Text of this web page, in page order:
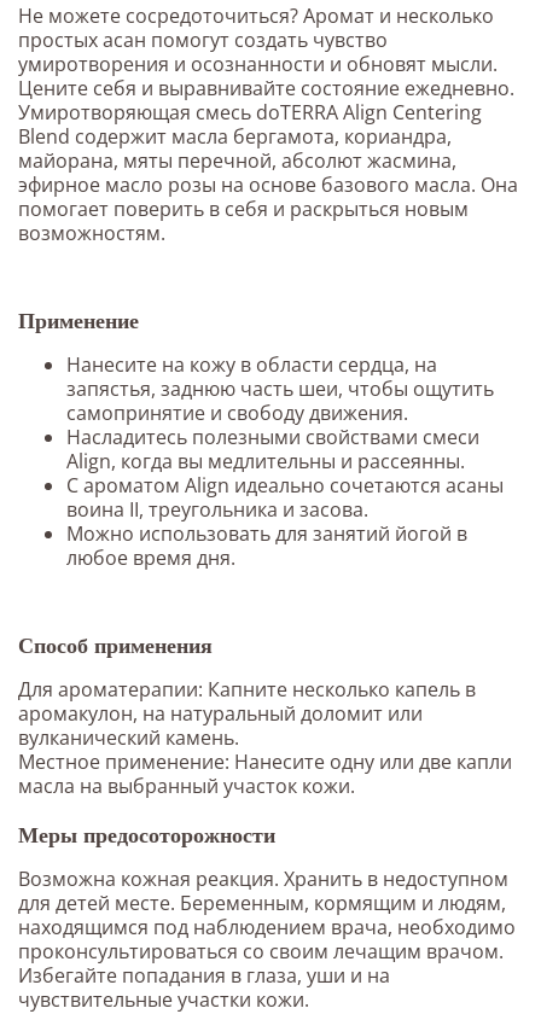
Не можете сосредоточиться? Аромат и несколько
простых асан помогут создать чувство
умиротворения и осознанности и обновят мысли.
Цените себя и выравнивайте состояние ежедневно.
Умиротворяющая смесь doTERRA Align Centering
Blend содержит масла бергамота, кориандра,
майорана, мяты перечной, абсолют жасмина,
эфирное масло розы на основе базового масла. Она
помогает поверить в себя и раскрыться новым
возможностям.
Применение
Нанесите на кожу в области сердца, на
запястья, заднюю часть шеи, чтобы ощутить
самопринятие и свободу движения.
Насладитесь полезными свойствами смеси
Align, когда вы медлительны и рассеянны.
С ароматом Align идеально сочетаются асаны
воина II, треугольника и засова.
Можно использовать для занятий йогой в
любое время дня.
Способ применения
Для ароматерапии: Капните несколько капель в
аромакулон, на натуральный доломит или
вулканический камень.
Местное применение: Нанесите одну или две капли
масла на выбранный участок кожи.
Меры предосоторожности
Возможна кожная реакция. Хранить в недоступном
для детей месте. Беременным, кормящим и людям,
находящимся под наблюдением врача, необходимо
проконсультироваться со своим лечащим врачом.
Избегайте попадания в глаза, уши и на
чувствительные участки кожи.